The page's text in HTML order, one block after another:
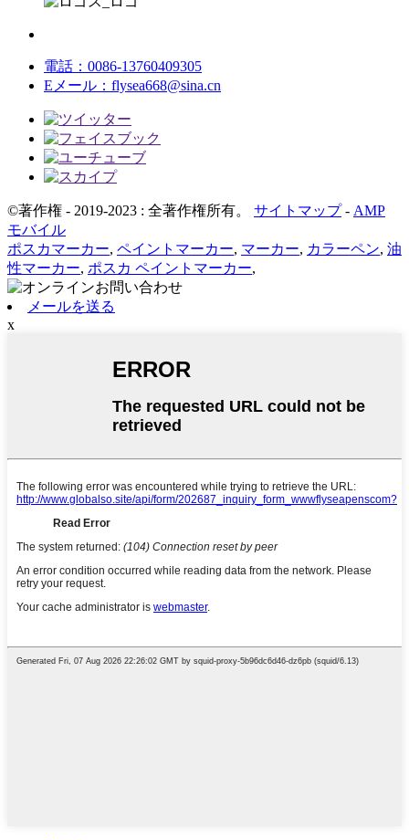
電話： 0086-13760409305
Eメール： flysea668@sina.cn
©著作権 - 2019-2023 : 全著作権所有。 サイトマップ- AMP
モバイル
ポスカマーカー, ペイントマーカー, マーカー, カラーペン, 油
性マーカー, ポスカ ペイントマーカー,
メールを送る
x